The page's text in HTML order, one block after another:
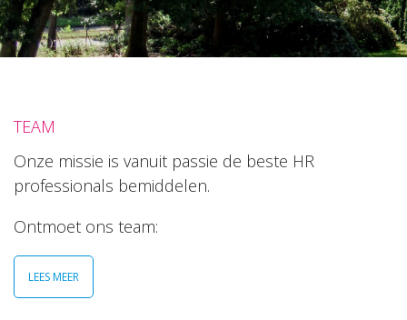
TEAM
Onze missie is vanuit passie de beste HR
professionals bemiddelen.
Ontmoet ons team:
LEES MEER